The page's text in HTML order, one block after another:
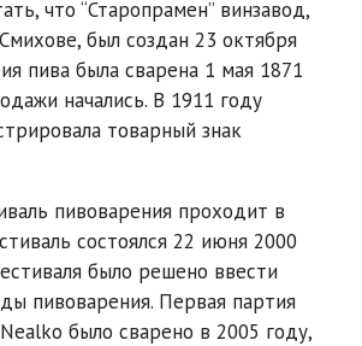
что “Старопрамен” винзавод,
был создан 23 октября
пива была сварена 1 мая 1871
начались. В 1911 году
товарный знак
пивоварения проходит в
состоялся 22 июня 2000
было решено ввести
пивоварения. Первая партия
было сварено в 2005 году,